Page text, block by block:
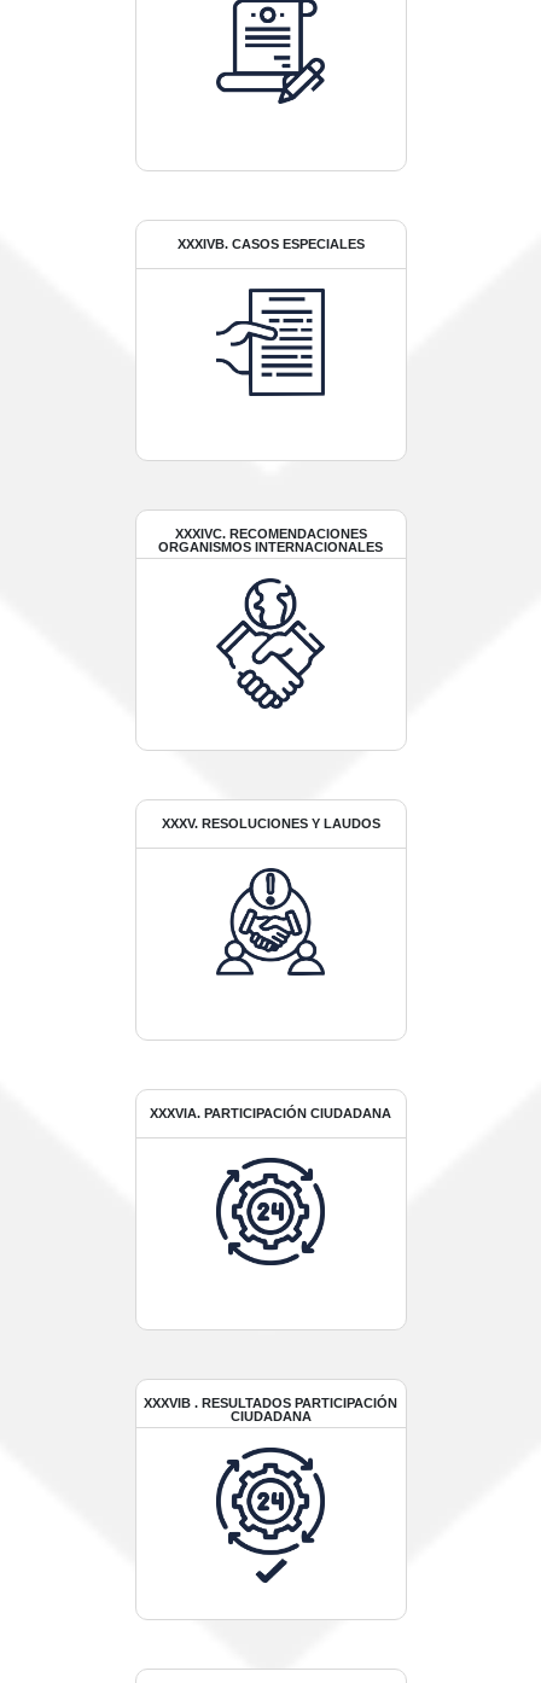
XXXIVB. CASOS ESPECIALES
XXXIVC. RECOMENDACIONES
ORGANISMOS INTERNACIONALES
XXXV. RESOLUCIONES Y LAUDOS
XXXVIA. PARTICIPACIÓN CIUDADANA
XXXVIB . RESULTADOS PARTICIPACIÓN
CIUDADANA